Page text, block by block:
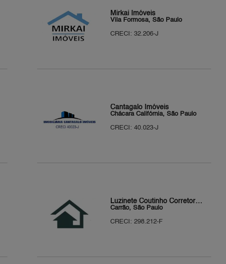
Mirkai Imóveis
Vila Formosa, São Paulo
CRECI: 32.206-J
Cantagalo Imóveis
Chácara Califórnia, São Paulo
CRECI: 40.023-J
Luzinete Coutinho Corretora de Imóveis
Carrão, São Paulo
CRECI: 298.212-F